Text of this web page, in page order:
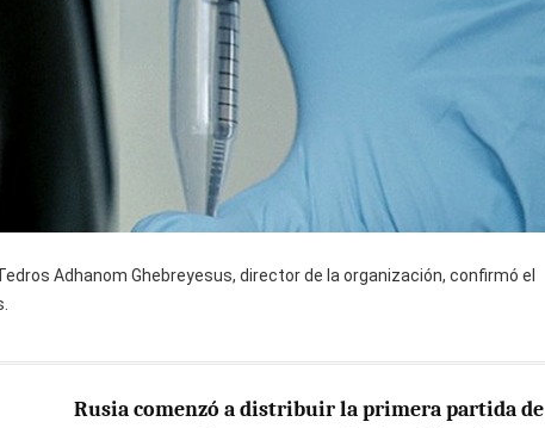
Adhanom Ghebreyesus, director de la organización, confirmó el
Rusia comenzó a distribuir la primera partida de